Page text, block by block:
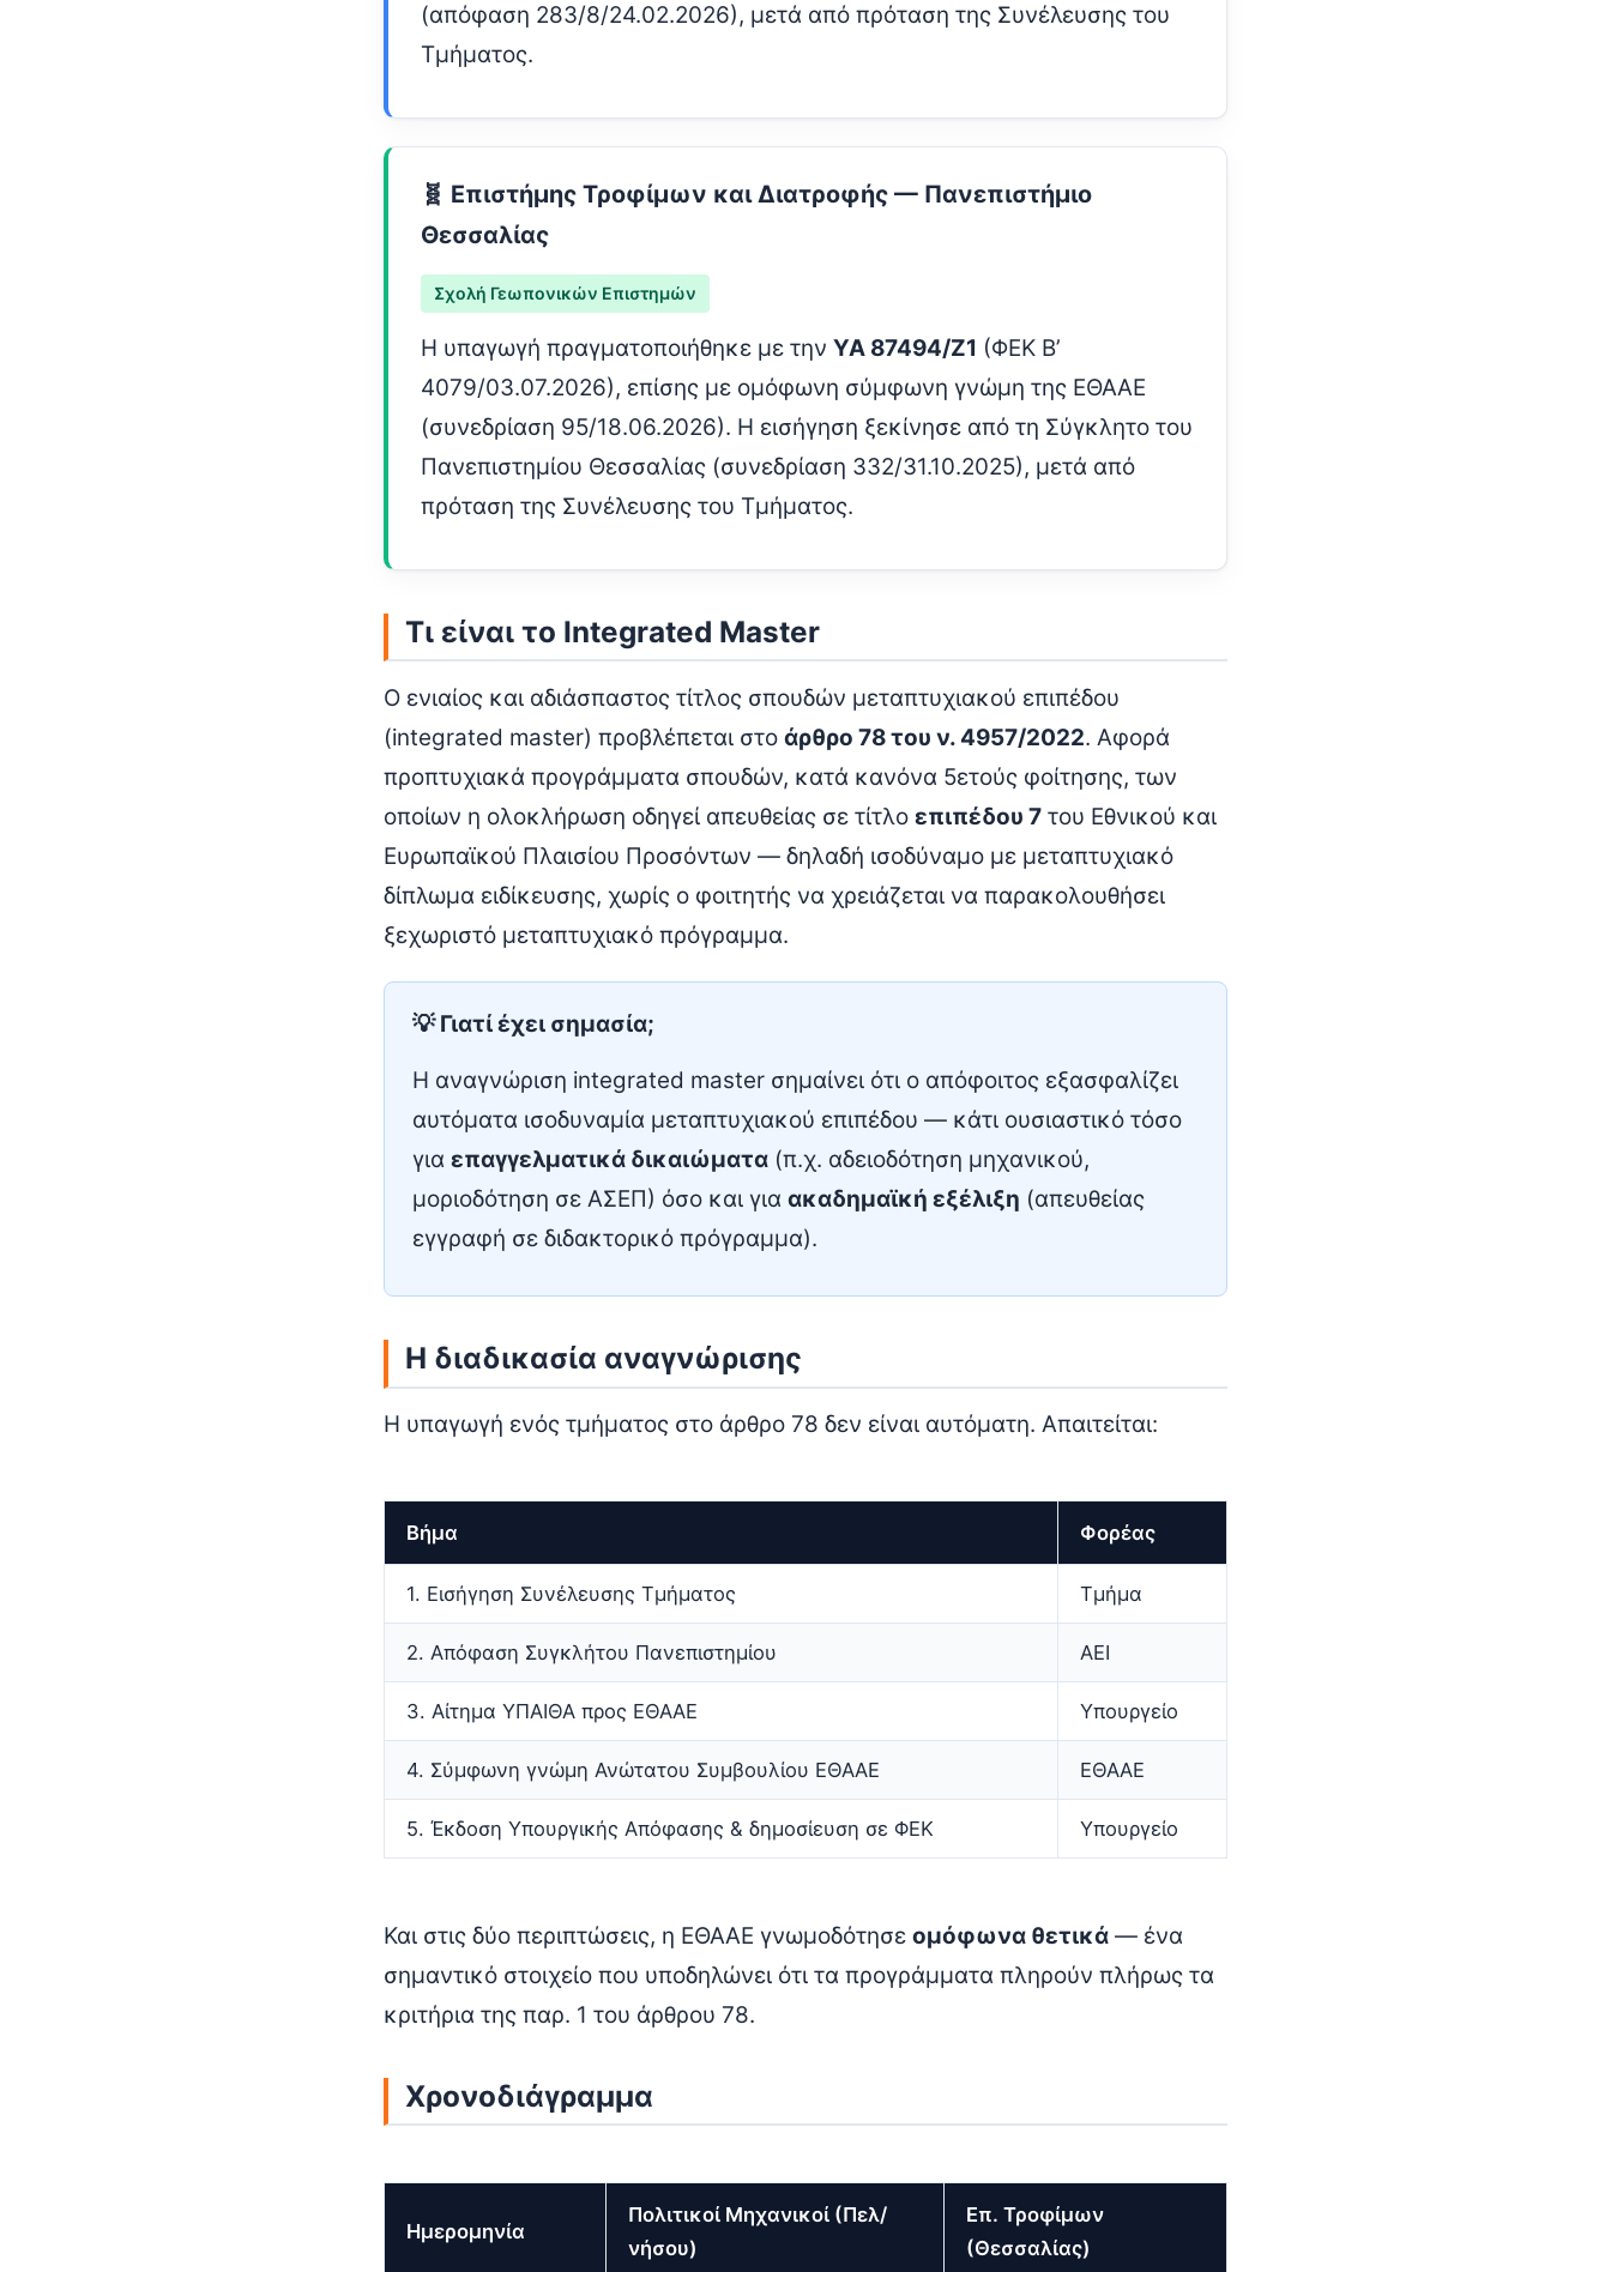
(απόφαση 283/8/24.02.2026), μετά από πρόταση της Συνέλευσης του
Τμήματος.
🧬 Επιστήμης Τροφίμων και Διατροφής — Πανεπιστήμιο
Θεσσαλίας
Σχολή Γεωπονικών Επιστημών
Η υπαγωγή πραγματοποιήθηκε με την ΥΑ 87494/Ζ1 (ΦΕΚ Β’
4079/03.07.2026), επίσης με ομόφωνη σύμφωνη γνώμη της ΕΘΑΑΕ
(συνεδρίαση 95/18.06.2026). Η εισήγηση ξεκίνησε από τη Σύγκλητο του
Πανεπιστημίου Θεσσαλίας (συνεδρίαση 332/31.10.2025), μετά από
πρόταση της Συνέλευσης του Τμήματος.
Τι είναι το Integrated Master
Ο ενιαίος και αδιάσπαστος τίτλος σπουδών μεταπτυχιακού επιπέδου
(integrated master) προβλέπεται στο άρθρο 78 του ν. 4957/2022. Αφορά
προπτυχιακά προγράμματα σπουδών, κατά κανόνα 5ετούς φοίτησης, των
οποίων η ολοκλήρωση οδηγεί απευθείας σε τίτλο επιπέδου 7 του Εθνικού και
Ευρωπαϊκού Πλαισίου Προσόντων — δηλαδή ισοδύναμο με μεταπτυχιακό
δίπλωμα ειδίκευσης, χωρίς ο φοιτητής να χρειάζεται να παρακολουθήσει
ξεχωριστό μεταπτυχιακό πρόγραμμα.
💡 Γιατί έχει σημασία;
Η αναγνώριση integrated master σημαίνει ότι ο απόφοιτος εξασφαλίζει
αυτόματα ισοδυναμία μεταπτυχιακού επιπέδου — κάτι ουσιαστικό τόσο
για επαγγελματικά δικαιώματα(π.χ. αδειοδότηση μηχανικού,
μοριοδότηση σε ΑΣΕΠ) όσο και για ακαδημαϊκή εξέλιξη (απευθείας
εγγραφή σε διδακτορικό πρόγραμμα).
Η διαδικασία αναγνώρισης
Η υπαγωγή ενός τμήματος στο άρθρο 78 δεν είναι αυτόματη. Απαιτείται:
Βήμα Φορέας
1. Εισήγηση Συνέλευσης Τμήματος Τμήμα
2. Απόφαση Συγκλήτου Πανεπιστημίου ΑΕΙ
3. Αίτημα ΥΠΑΙΘΑ προς ΕΘΑΑΕ Υπουργείο
4. Σύμφωνη γνώμη Ανώτατου Συμβουλίου ΕΘΑΑΕ ΕΘΑΑΕ
5. Έκδοση Υπουργικής Απόφασης & δημοσίευση σε ΦΕΚ Υπουργείο
Και στις δύο περιπτώσεις, η ΕΘΑΑΕ γνωμοδότησε ομόφωνα θετικά — ένα
σημαντικό στοιχείο που υποδηλώνει ότι τα προγράμματα πληρούν πλήρως τα
κριτήρια της παρ. 1 του άρθρου 78.
Χρονοδιάγραμμα
Ημερομηνία
Πολιτικοί Μηχανικοί (Πελ/
νήσου)
Επ. Τροφίμων
(Θεσσαλίας)